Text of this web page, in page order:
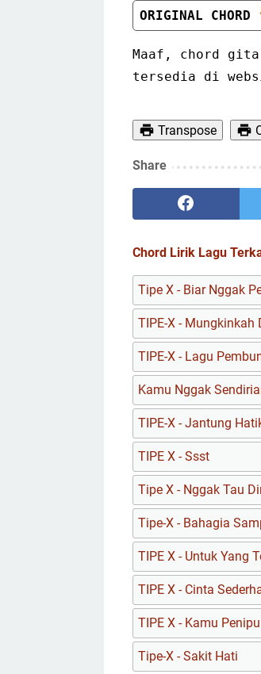
ORIGINAL CHORD
Maaf, chord
tersedia di
Transpose
Share
Chord Lirik Lagu
Tipe X - Biar Nggak
TIPE-X - Mungkinkah
TIPE-X - Lagu
Kamu Nggak
TIPE-X - Jantung
TIPE X - Ssst
Tipe X - Nggak Tau
Tipe-X - Bahagia
TIPE X - Untuk Yang
TIPE X - Cinta
TIPE X - Kamu Penipu
Tipe-X - Sakit Hati